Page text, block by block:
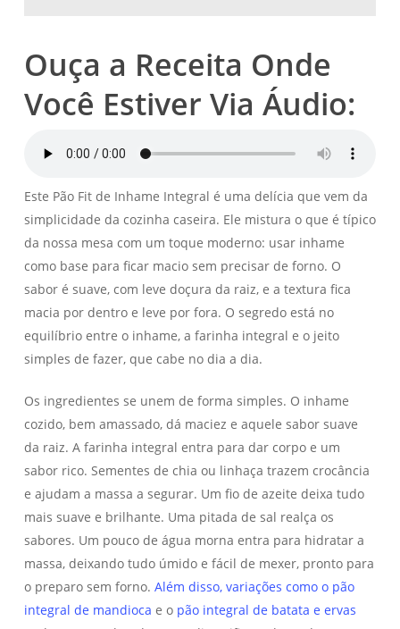
Ouça a Receita Onde
Você Estiver Via Áudio:
Este Pão Fit de Inhame Integral é uma delícia que vem da
simplicidade da cozinha caseira. Ele mistura o que é típico
da nossa mesa com um toque moderno: usar inhame
como base para ficar macio sem precisar de forno. O
sabor é suave, com leve doçura da raiz, e a textura fica
macia por dentro e leve por fora. O segredo está no
equilíbrio entre o inhame, a farinha integral e o jeito
simples de fazer, que cabe no dia a dia.
Os ingredientes se unem de forma simples. O inhame
cozido, bem amassado, dá maciez e aquele sabor suave
da raiz. A farinha integral entra para dar corpo e um
sabor rico. Sementes de chia ou linhaça trazem crocância
e ajudam a massa a segurar. Um fio de azeite deixa tudo
mais suave e brilhante. Uma pitada de sal realça os
sabores. Um pouco de água morna entra para hidratar a
massa, deixando tudo úmido e fácil de mexer, pronto para
o preparo sem forno. Além disso, variações como o pão
integral de mandioca e o pão integral de batata e ervas